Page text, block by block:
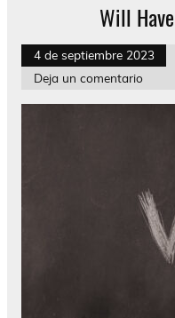
Will
4 de septiembre 2023
Deja un comentario